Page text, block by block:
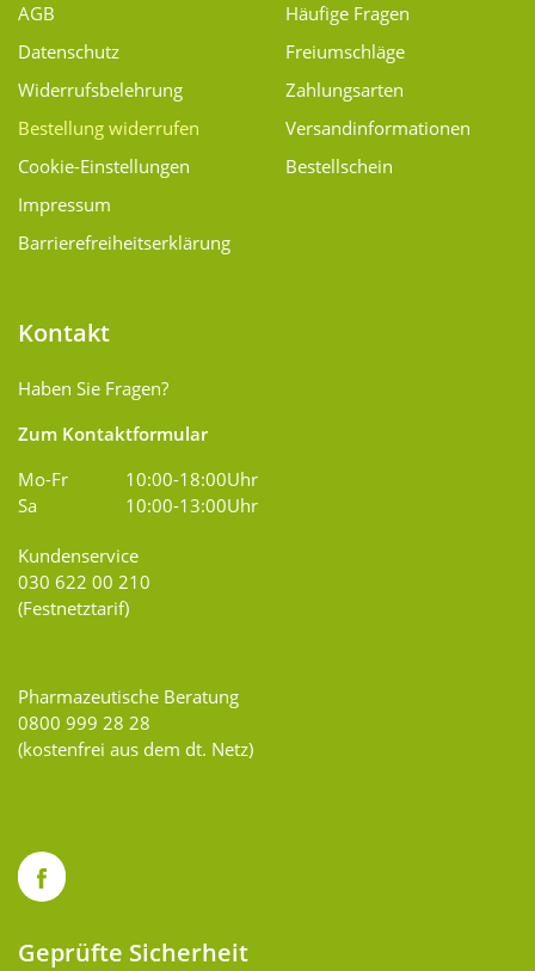
AGB
Datenschutz
Widerrufsbelehrung
Bestellung widerrufen
Cookie-Einstellungen
Impressum
Barrierefreiheitserklärung
Häufige Fragen
Freiumschläge
Zahlungsarten
Versand­informationen
Bestellschein
Kontakt
Haben Sie Fragen?
Zum Kontaktformular
Mo-Fr
10:00-18:00Uhr
Sa
10:00-13:00Uhr
Kundenservice
030 622 00 210
(Festnetztarif)
Pharmazeutische Beratung
0800 999 28 28
(kostenfrei aus dem dt. Netz)
Geprüfte Sicherheit